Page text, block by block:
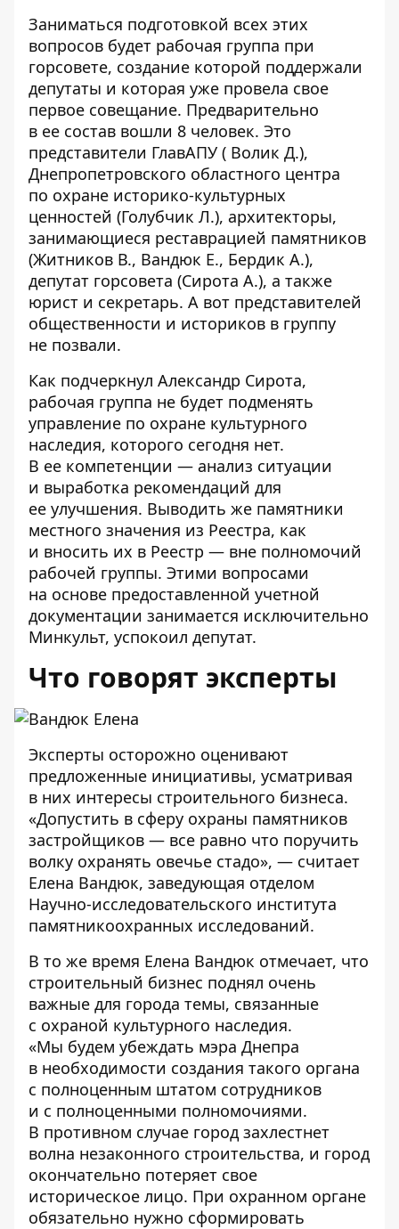
Заниматься подготовкой всех этих
вопросов будет рабочая группа при
горсовете, создание которой поддержали
депутаты и которая уже провела свое
первое совещание. Предварительно
в ее состав вошли 8 человек. Это
представители ГлавАПУ ( Волик Д.),
Днепропетровского областного центра
по охране историко-культурных
ценностей (Голубчик Л.), архитекторы,
занимающиеся реставрацией памятников
(Житников В., Вандюк Е., Бердик А.),
депутат горсовета (Сирота А.), а также
юрист и секретарь. А вот представителей
общественности и историков в группу
не позвали.
Как подчеркнул Александр Сирота,
рабочая группа не будет подменять
управление по охране культурного
наследия, которого сегодня нет.
В ее компетенции — анализ ситуации
и выработка рекомендаций для
ее улучшения. Выводить же памятники
местного значения из Реестра, как
и вносить их в Реестр — вне полномочий
рабочей группы. Этими вопросами
на основе предоставленной учетной
документации занимается исключительно
Минкульт, успокоил депутат.
Что говорят эксперты
Эксперты осторожно оценивают
предложенные инициативы, усматривая
в них интересы строительного бизнеса.
«Допустить в сферу охраны памятников
застройщиков — все равно что поручить
волку охранять овечье стадо», — считает
Елена Вандюк, заведующая отделом
Научно-исследовательского института
памятникоохранных исследований.
В то же время Елена Вандюк отмечает, что
строительный бизнес поднял очень
важные для города темы, связанные
с охраной культурного наследия.
«Мы будем убеждать мэра Днепра
в необходимости создания такого органа
с полноценным штатом сотрудников
и с полноценными полномочиями.
В противном случае город захлестнет
волна незаконного строительства, и город
окончательно потеряет свое
историческое лицо. При охранном органе
обязательно нужно сформировать